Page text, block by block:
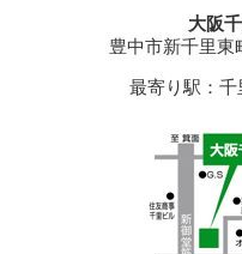
大阪
豊中市新千里東
最寄り駅：